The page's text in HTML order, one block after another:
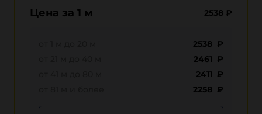
Цена за 1 м 2538 ₽
2538 ₽
2461 ₽
2411 ₽
2258 ₽